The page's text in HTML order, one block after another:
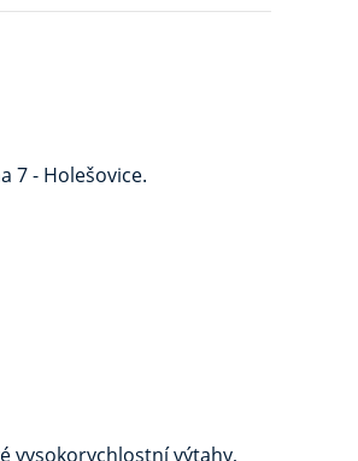
7 - Holešovice.
vysokorychlostní výtahy,